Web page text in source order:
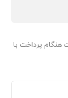
پرداخت با